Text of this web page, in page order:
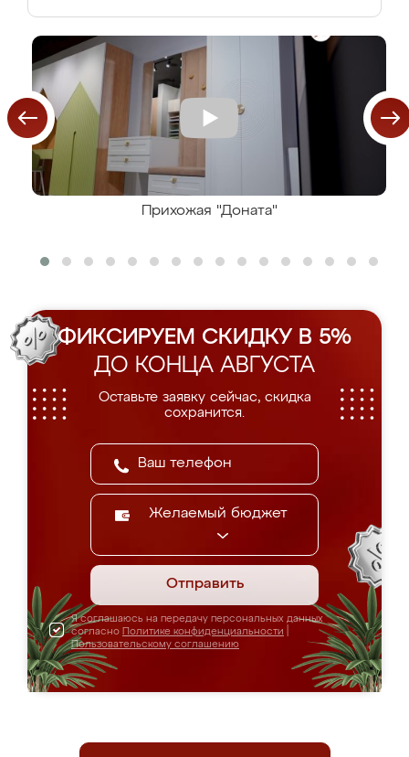
Прихожая "Доната"
ФИКСИРУЕМ СКИДКУ В 5%
ДО КОНЦА АВГУСТА
Оставьте заявку сейчас, скидка
сохранится.
Желаемый бюджет
Отправить
Я соглашаюсь на передачу персональных данных
согласно Политике конфиденциальности
Пользовательскому соглашению